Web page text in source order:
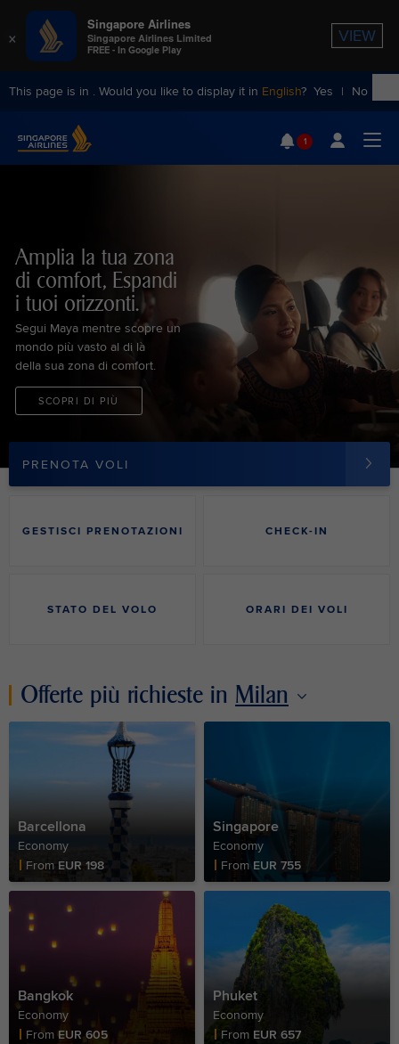
This page is in . Would you like to display it in English? Yes | No
Singapore Airlines Home
1
Amplia la tua zona
di comfort, Espandi
i tuoi orizzonti.
Segui Maya mentre scopre un
mondo più vasto al di là
della sua zona di comfort.
SCOPRI DI PIÙ
PRENOTA VOLI
GESTISCI PRENOTAZIONI CHECK-IN
STATO DEL VOLO ORARI DEI VOLI
× Singapore Airlines
Singapore Airlines Limited
FREE - In Google Play
VIEW
Offerte più richieste in Milan
Barcellona
Economy
Fare Price
From EUR 198
Singapore
Economy
Fare Price
From EUR 755
Bangkok
Economy
Fare Price
From EUR 605
Phuket
Economy
Fare Price
From EUR 657